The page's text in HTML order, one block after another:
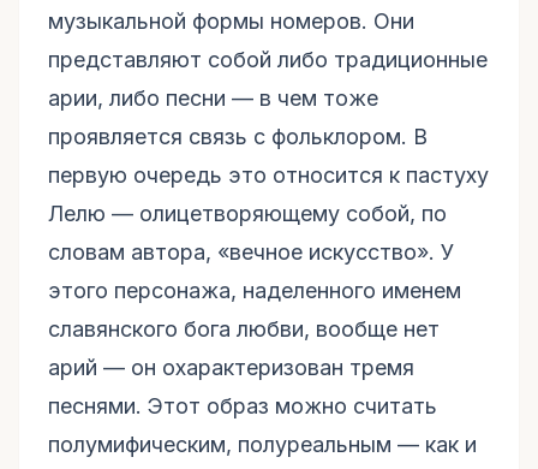
музыкальной формы номеров. Они
представляют собой либо традиционные
арии, либо песни — в чем тоже
проявляется связь с фольклором. В
первую очередь это относится к пастуху
Лелю — олицетворяющему собой, по
словам автора, «вечное искусство». У
этого персонажа, наделенного именем
славянского бога любви, вообще нет
арий — он охарактеризован тремя
песнями. Этот образ можно считать
полумифическим, полуреальным — как и